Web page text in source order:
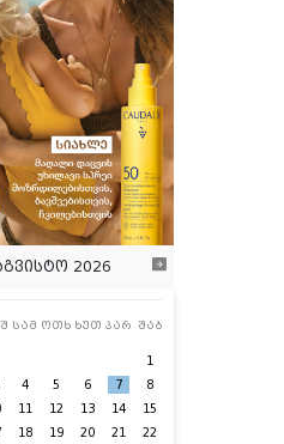
2026
სამ ოთხ ხუთ პარ შაბ
1
4 5 6 7
8
11 12 13 14
15
18 19 20 21
22